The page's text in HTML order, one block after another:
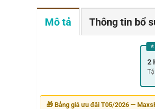
Mô tả Thông tin bổ
2
🎁 Bảng giá ưu đãi T05/2026 —